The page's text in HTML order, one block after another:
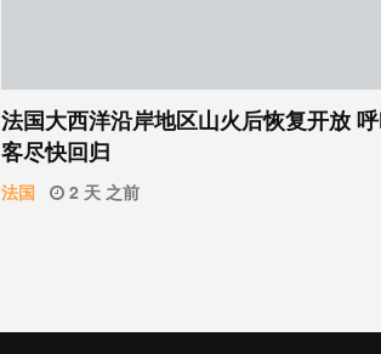
法国大西洋沿岸地区山火后恢复开放
客尽快回归
法国 2 天 之前